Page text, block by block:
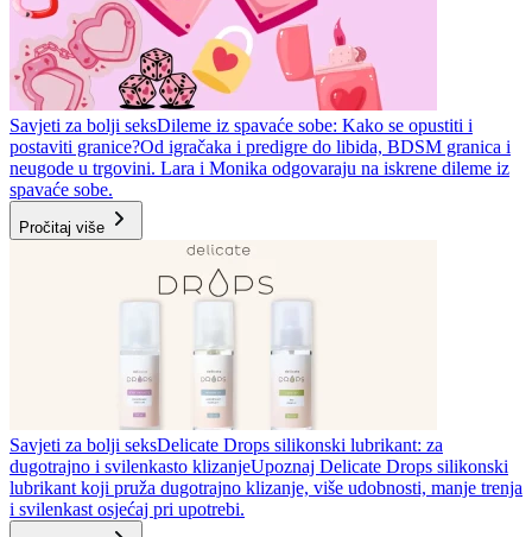
Savjeti za bolji seksDileme iz spavaće sobe: Kako se opustiti i
postaviti granice?Od igračaka i predigre do libida, BDSM granica i
neugode u trgovini. Lara i Monika odgovaraju na iskrene dileme iz
spavaće sobe.
Pročitaj više
Savjeti za bolji seksDelicate Drops silikonski lubrikant: za
dugotrajno i svilenkasto klizanjeUpoznaj Delicate Drops silikonski
lubrikant koji pruža dugotrajno klizanje, više udobnosti, manje trenja
i svilenkast osjećaj pri upotrebi.